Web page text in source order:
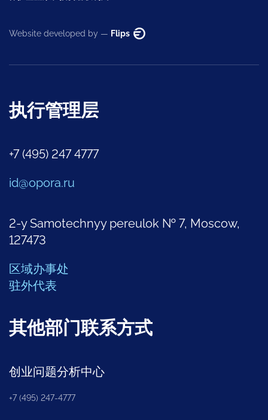
Website developed by — Flips
执行管理层
+7 (495) 247 4777
id@opora.ru
2-y Samotechnyy pereulok № 7, Moscow,
127473
区域办事处
驻外代表
其他部门联系方式
创业问题分析中心
+7 (495) 247-4777